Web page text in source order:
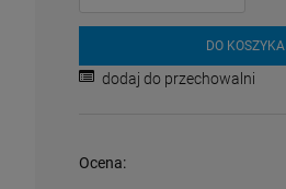
DO KOSZYKA
dodaj do przechowalni
Ocena: